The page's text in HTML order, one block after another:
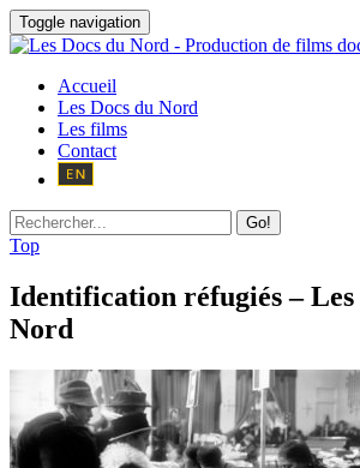
Toggle navigation
Accueil
Les Docs du Nord
Les films
Contact
Go!
Top
Identification réfugiés – Les
Nord